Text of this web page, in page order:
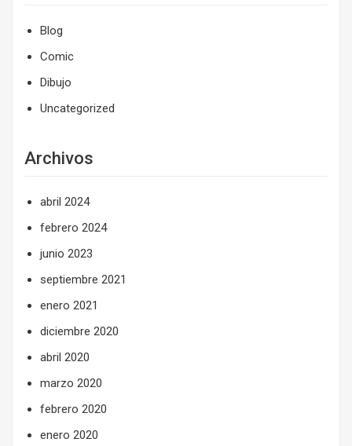
Blog
Comic
Dibujo
Uncategorized
Archivos
abril 2024
febrero 2024
junio 2023
septiembre 2021
enero 2021
diciembre 2020
abril 2020
marzo 2020
febrero 2020
enero 2020